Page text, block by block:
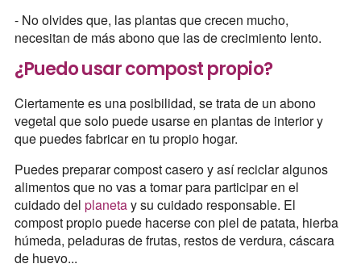
- No olvides que, las plantas que crecen mucho,
necesitan de más abono que las de crecimiento lento.
¿Puedo usar compost propio?
Ciertamente es una posibilidad, se trata de un abono
vegetal que solo puede usarse en plantas de interior y
que puedes fabricar en tu propio hogar.
Puedes preparar compost casero y así reciclar algunos
alimentos que no vas a tomar para participar en el
cuidado del planetay su cuidado responsable. El
compost propio puede hacerse con piel de patata, hierba
húmeda, peladuras de frutas, restos de verdura, cáscara
de huevo...